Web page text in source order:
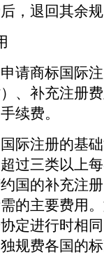
，退回其余
请商标国际
、补充注册
续费。
际注册的基
过三类以上
国的补充注
的主要费用
定进行时相
规费各国的